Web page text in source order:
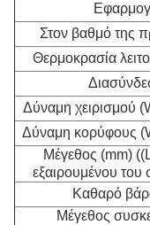
Στον βαθμό της
Θερμοκρασία
Δύναμη χειρισμού
Δύναμη κορύφους
Μέγεθος (mm)
εξαιρουμένου
Καθαρό
Μέγεθος